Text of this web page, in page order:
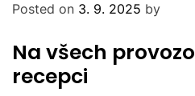
Posted on 3. 9. 2025 by
Na všech
recepci